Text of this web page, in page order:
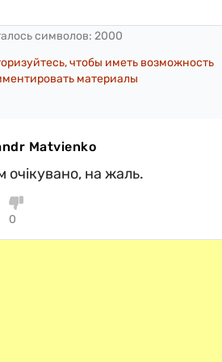
символов: 2000
чтобы иметь возможность
материалы
Matvienko
очікувано, на жаль.
0